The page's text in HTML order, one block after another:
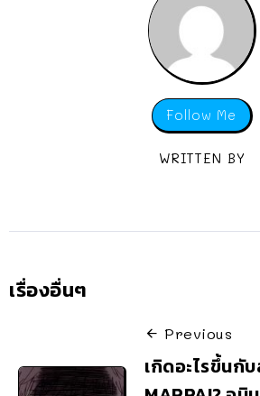
Follow Me
WRITTEN BY
เรื่องอื่นๆ
Previous
เกิดอะไรขึ้นกั